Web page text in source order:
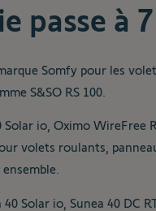
passe à
Somfy pour les
S&SO RS 100.
Solar io, Oximo WireFree
volets roulants,
Solar io, Sunea 40 DC